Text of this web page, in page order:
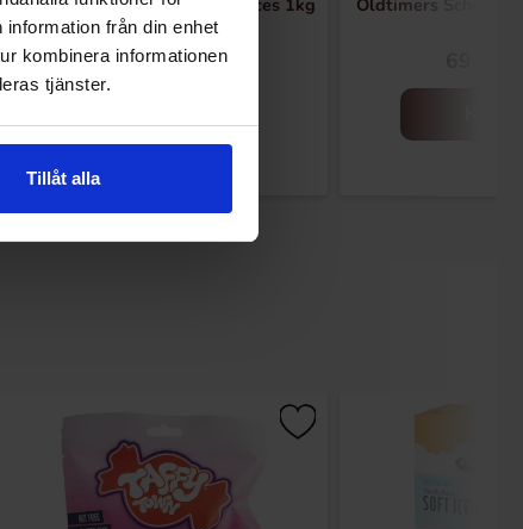
från din enhet
kombinera informationen
tjänster.
Tillåt alla
Sweetzone Blue Raspberry Slices 1kg
139.90 kr 99.90 kr
Oldtimers